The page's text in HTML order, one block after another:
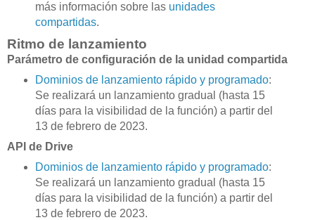
más información sobre las unidades
compartidas.
Ritmo de lanzamiento
Parámetro de configuración de la unidad compartida
Dominios de lanzamiento rápido y programado:
Se realizará un lanzamiento gradual (hasta 15
días para la visibilidad de la función) a partir del
13 de febrero de 2023.
API de Drive
Dominios de lanzamiento rápido y programado:
Se realizará un lanzamiento gradual (hasta 15
días para la visibilidad de la función) a partir del
13 de febrero de 2023.